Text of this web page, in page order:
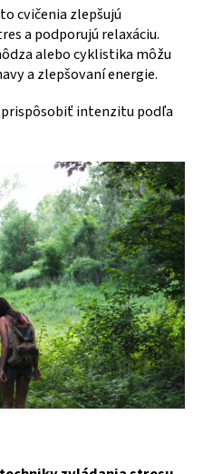
cvičenia zlepšujú
a podporujú relaxáciu.
alebo cyklistika môžu
a zlepšovaní energie.
intenzitu podľa